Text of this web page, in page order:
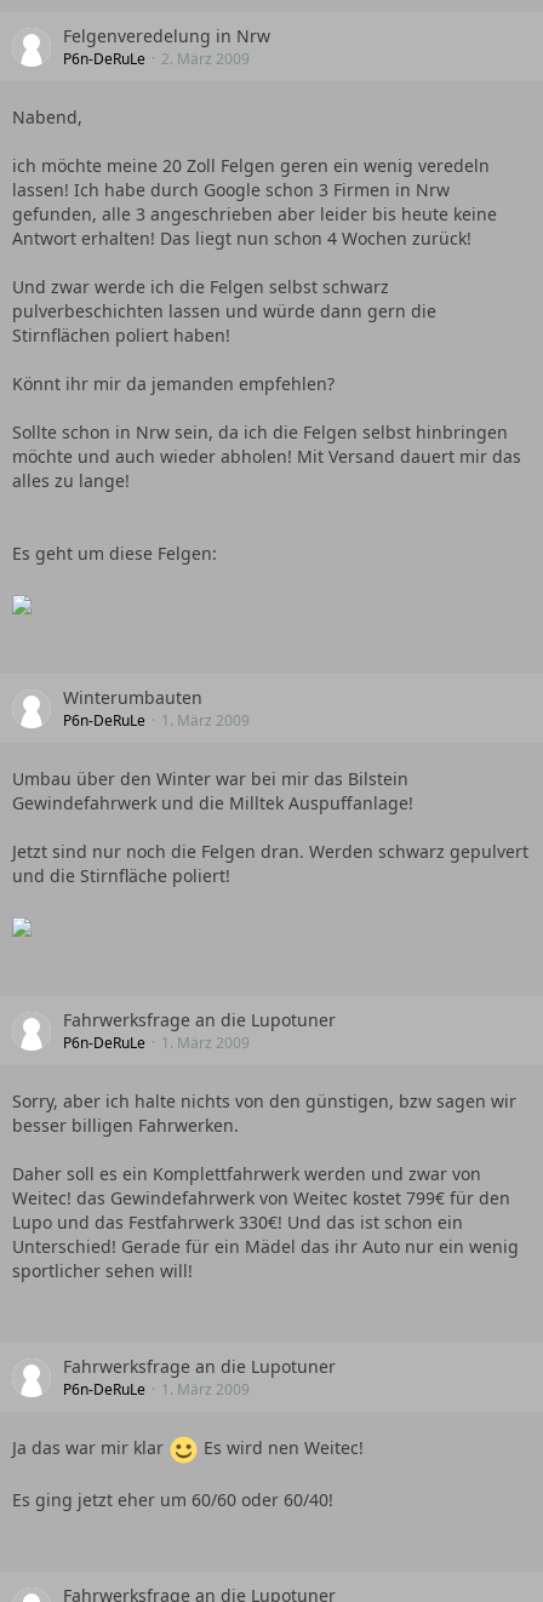
Felgenveredelung in Nrw
P6n-DeRuLe 2. März 2009
Nabend,
ich möchte meine 20 Zoll Felgen geren ein wenig veredeln
lassen! Ich habe durch Google schon 3 Firmen in Nrw
gefunden, alle 3 angeschrieben aber leider bis heute keine
Antwort erhalten! Das liegt nun schon 4 Wochen zurück!
Und zwar werde ich die Felgen selbst schwarz
pulverbeschichten lassen und würde dann gern die
Stirnflächen poliert haben!
Könnt ihr mir da jemanden empfehlen?
Sollte schon in Nrw sein, da ich die Felgen selbst hinbringen
möchte und auch wieder abholen! Mit Versand dauert mir das
alles zu lange!
Es geht um diese Felgen:
Winterumbauten
P6n-DeRuLe 1. März 2009
Umbau über den Winter war bei mir das Bilstein
Gewindefahrwerk und die Milltek Auspuffanlage!
Jetzt sind nur noch die Felgen dran. Werden schwarz gepulvert
und die Stirnfläche poliert!
Fahrwerksfrage an die Lupotuner
P6n-DeRuLe 1. März 2009
Sorry, aber ich halte nichts von den günstigen, bzw sagen wir
besser billigen Fahrwerken.
Daher soll es ein Komplettfahrwerk werden und zwar von
Weitec! das Gewindefahrwerk von Weitec kostet 799€ für den
Lupo und das Festfahrwerk 330€! Und das ist schon ein
Unterschied! Gerade für ein Mädel das ihr Auto nur ein wenig
sportlicher sehen will!
Fahrwerksfrage an die Lupotuner
P6n-DeRuLe 1. März 2009
Ja das war mir klar Es wird nen Weitec!
Es ging jetzt eher um 60/60 oder 60/40!
Fahrwerksfrage an die Lupotuner